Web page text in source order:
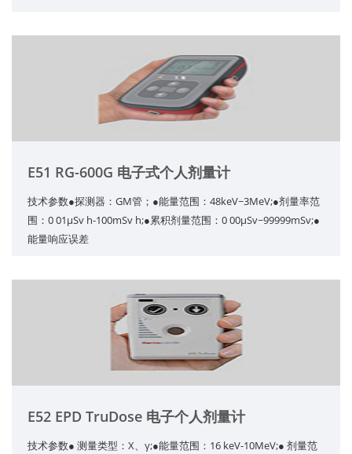
E51 RG-600G 电子式个人剂量计
技术参数●探测器：GM管；●能量范围：48keV~3MeV;●剂量率范
围：0 01μSv h-100mSv h;●累积剂量范围：0 00μSv~99999mSv;●
能量响应误差
E52 EPD TruDose 电子个人剂量计
技术参数● 测量类型：X、γ;●能量范围：16 keV-10MeV;● 剂量范